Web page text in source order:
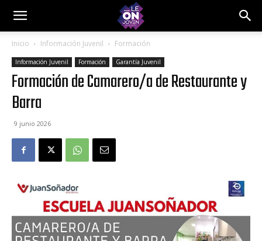
Inicio Información Juvenil Formación
Información Juvenil Formación Garantía Juvenil
Formación de Camarero/a de Restaurante y
Barra
9 junio 2026